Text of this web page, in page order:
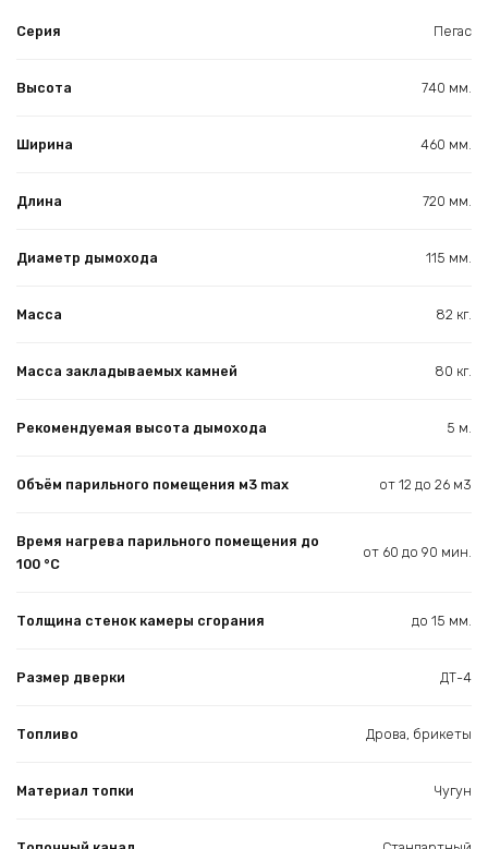
Серия Пегас
Высота 740 мм.
Ширина 460 мм.
Длина 720 мм.
Диаметр дымохода 115 мм.
Масса 82 кг.
Масса закладываемых камней 80 кг.
Рекомендуемая высота дымохода 5 м.
Объём парильного помещения м3 max от 12 до 26 м3
Время нагрева парильного помещения до
100 °С
от 60 до 90 мин.
Толщина стенок камеры сгорания до 15 мм.
Размер дверки ДТ-4
Топливо Дрова, брикеты
Материал топки Чугун